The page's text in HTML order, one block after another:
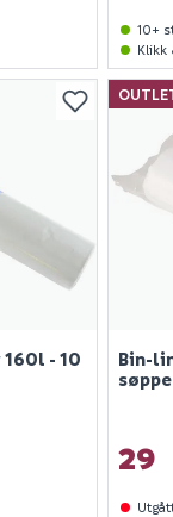
10+
Klikk
- 10
Bin-
29